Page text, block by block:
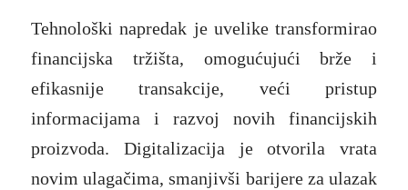
Tehnološki napredak je uvelike transformirao
financijska tržišta, omogućujući brže i
efikasnije transakcije, veći pristup
informacijama i razvoj novih financijskih
proizvoda. Digitalizacija je otvorila vrata
novim ulagačima, smanjivši barijere za ulazak